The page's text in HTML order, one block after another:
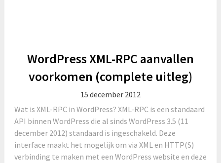
WordPress XML-RPC aanvallen
voorkomen (complete uitleg)
15 december 2012
Wat is XML-RPC in WordPress? XML-RPC is een standaard
API binnen WordPress die al sinds WordPress 3.5 (11
december 2012) standaard is ingeschakeld. Deze
interface maakt het mogelijk om via XML en HTTP(S)
verbinding te maken met een WordPress website en deze